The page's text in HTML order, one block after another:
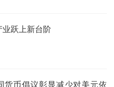
业跃上新台阶
货币倡议彰显减少对美元依